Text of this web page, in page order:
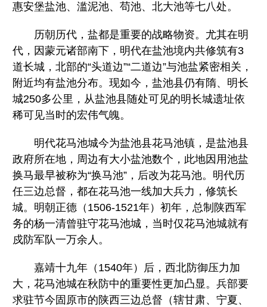
惠安堡盐池、滥泥池、苟池、北大池等七八处。
历朝历代，盐都是重要的战略物资。尤其在明
代，因蒙元诸部南下，明代在盐池境内共修筑有3
道长城，北部的“头道边”“二道边”与池盐紧密相关，
附近均有盐池分布。现如今，盐池县仍有隋、明长
城250多公里，从盐池县随处可见的明长城遗址依
稀可见当时的宏伟气魄。
明代花马池城今为盐池县花马池镇，是盐池县
政府所在地，周边有大小盐池数个，此地因用池盐
换马最早被称为“换马池”，后改为花马池。明代历
任三边总督，都在花马池一线加大兵力，修筑长
城。明朝正德（1506-1521年）初年，总制陕西军
务的杨一清曾驻守花马池城，当时仅花马池城就有
戍防军队一万余人。
嘉靖十九年（1540年）后，西北防御压力加
大，花马池城在秋防中的重要性更加凸显。兵部要
求驻节今固原市的陕西三边总督（辖甘肃、宁夏、